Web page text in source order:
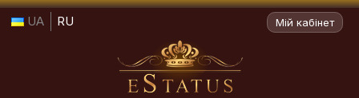
UA RU Мій кабінет